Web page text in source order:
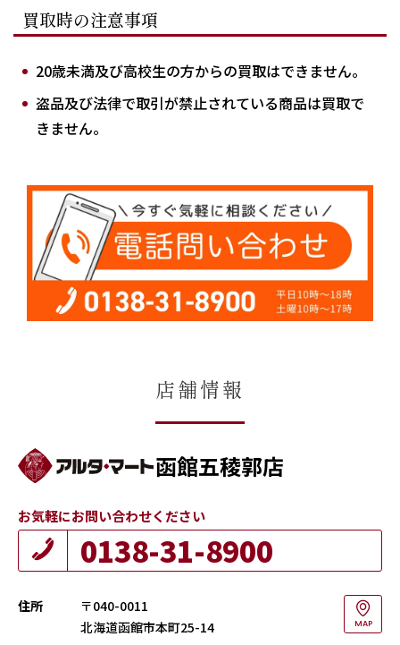
買取時の注意事項
20歳未満及び高校生の方からの買取はできません。
盗品及び法律で取引が禁止されている商品は買取で
きません。
店舗情報
函館五稜郭店
お気軽にお問い合わせください
0138-31-8900
住所
〒040-0011
北海道函館市本町25-14
MAP